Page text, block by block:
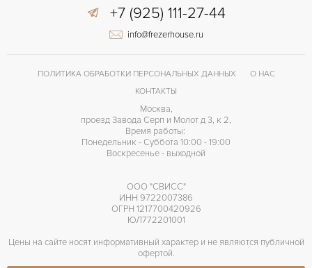
Двойной сложности застежка
ДЛИНА БРАСЛЕТА, ДЛИННАЯ СТОРОНА
Арабские
+7 (925) 111-27-44
info@frezerhouse.ru
ПОЛИТИКА ОБРАБОТКИ ПЕРСОНАЛЬНЫХ ДАННЫХ
О НАС
КОНТАКТЫ
Москва,
проезд Завода Серп и Молот д 3, к 2,
Время работы:
Понедельник - Суббота 10:00 - 19:00
Воскресенье - выходной
ООО "СВИСС"
ИНН 9722007386
ОГРН 1217700420926
ЮЛ772201001
Цены на сайте носят информативный характер и не являются публичной
офертой.